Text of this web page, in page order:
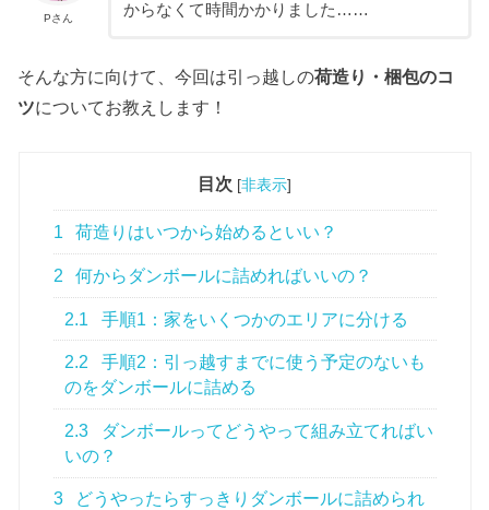
Pさん
からなくて時間かかりました……
そんな方に向けて、今回は引っ越しの荷造り・梱包のコ
ツについてお教えします！
目次 [非表示]
1 荷造りはいつから始めるといい？
2 何からダンボールに詰めればいいの？
2.1 手順1：家をいくつかのエリアに分ける
2.2
手順2：引っ越すまでに使う予定のないも
のをダンボールに詰める
2.3
ダンボールってどうやって組み立てればい
いの？
3
どうやったらすっきりダンボールに詰められ